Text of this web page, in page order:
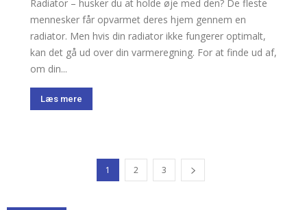
Radiator – husker du at holde øje med den? De fleste
mennesker får opvarmet deres hjem gennem en
radiator. Men hvis din radiator ikke fungerer optimalt,
kan det gå ud over din varmeregning. For at finde ud af,
om din...
Læs mere
1 2 3